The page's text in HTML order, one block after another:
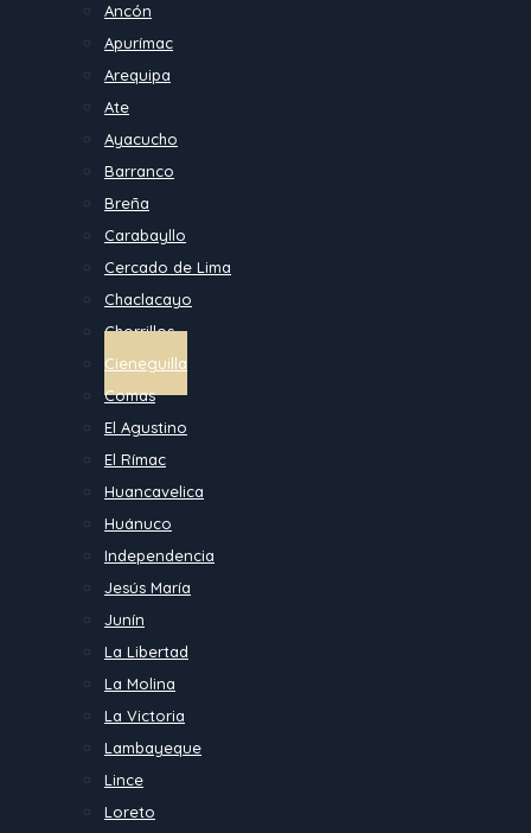
Ancón
Apurímac
Arequipa
Ate
Ayacucho
Barranco
Breña
Carabayllo
Cercado de Lima
Chaclacayo
Chorrillos
Cieneguilla
Comas
El Agustino
El Rímac
Huancavelica
Huánuco
Independencia
Jesús María
Junín
La Libertad
La Molina
La Victoria
Lambayeque
Lince
Loreto